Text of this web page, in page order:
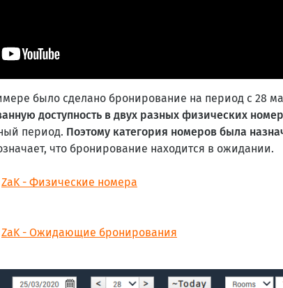
было сделано бронирование на период с 28
доступность в двух разных физических
период. Поэтому категория номеров была
что бронирование находится в ожидании.
ZaK - Физические номера
ZaK - Ожидающие бронирования